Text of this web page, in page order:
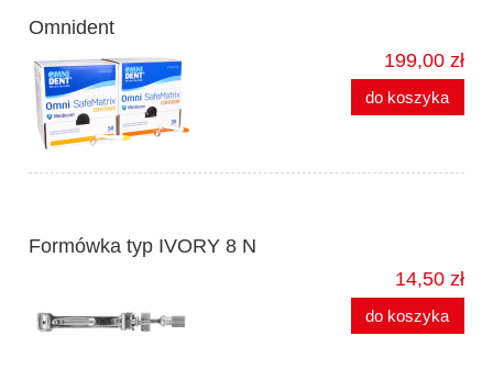
Omnident
199,00 zł
do koszyka
Formówka typ IVORY 8 N
14,50 zł
do koszyka